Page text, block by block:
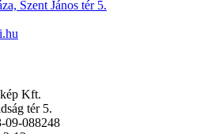
Szent János tér 5.
Kft.
tér 5.
09-088248